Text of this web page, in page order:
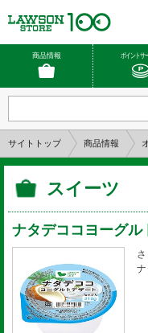
商品情報 ポイントサ
サイトトップ 商品情報
スイーツ
ナタデココヨーグル
ナ